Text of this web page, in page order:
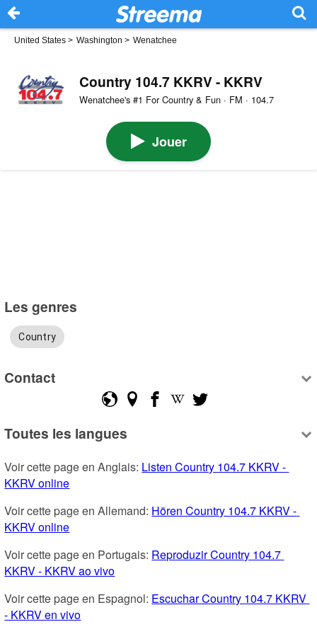
United States > Washington > Wenatchee
Country 104.7 KKRV - KKRV
Wenatchee's #1 For Country & Fun · FM · 104.7
Jouer
Les genres
Country
Contact
Toutes les langues
Voir cette page en Anglais: Listen Country 104.7 KKRV -
KKRV online
Voir cette page en Allemand: Hören Country 104.7 KKRV -
KKRV online
Voir cette page en Portugais: Reproduzir Country 104.7
KKRV - KKRV ao vivo
Voir cette page en Espagnol: Escuchar Country 104.7 KKRV
- KKRV en vivo